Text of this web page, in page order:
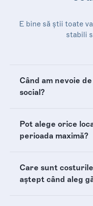
E bine să știi toate
stabili
Când am nevoie
social?
Pot alege orice
perioada maximă?
Care sunt
aștept când aleg